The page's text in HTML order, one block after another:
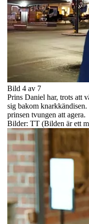
Bild 4 av 7
Prins Daniel har, trots att
sig bakom
prinsen tvungen att agera.
Bilder: TT (Bilden är ett